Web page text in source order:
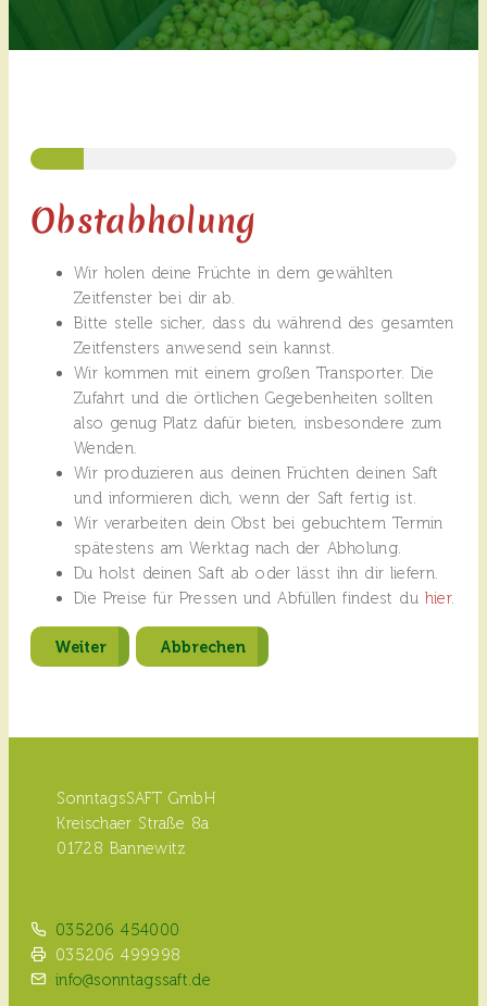
Obstabholung
Wir holen deine Früchte in dem gewählten
Zeitfenster bei dir ab.
Bitte stelle sicher, dass du während des gesamten
Zeitfensters anwesend sein kannst.
Wir kommen mit einem großen Transporter. Die
Zufahrt und die örtlichen Gegebenheiten sollten
also genug Platz dafür bieten, insbesondere zum
Wenden.
Wir produzieren aus deinen Früchten deinen Saft
und informieren dich, wenn der Saft fertig ist.
Wir verarbeiten dein Obst bei gebuchtem Termin
spätestens am Werktag nach der Abholung.
Du holst deinen Saft ab oder lässt ihn dir liefern.
Die Preise für Pressen und Abfüllen findest du hier.
Weiter Abbrechen
SonntagsSAFT GmbH
Kreischaer Straße 8a
01728 Bannewitz
035206 454000
035206 499998
info@sonntagssaft.de